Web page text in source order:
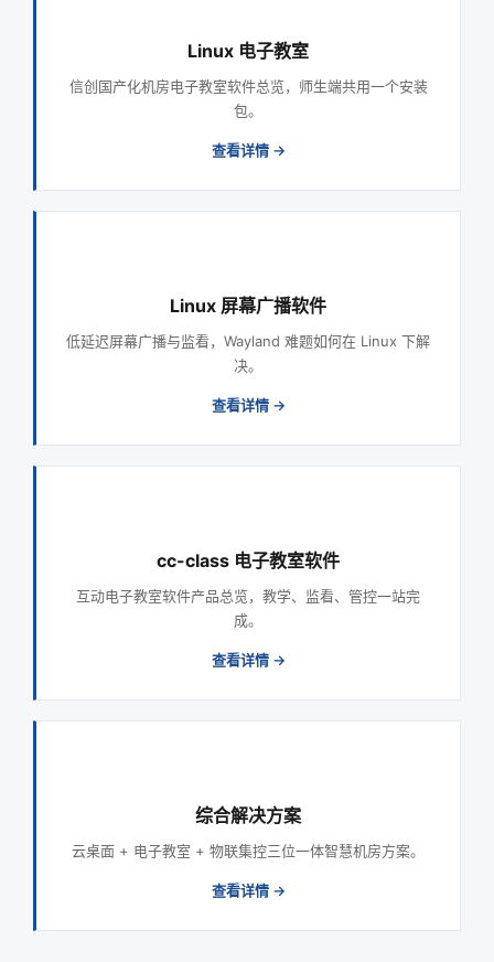
Linux 电子教室
信创国产化机房电子教室软件总览，师生端共用一个安装
包。
查看详情 →
Linux 屏幕广播软件
低延迟屏幕广播与监看，Wayland 难题如何在 Linux 下解
决。
查看详情 →
cc-class 电子教室软件
互动电子教室软件产品总览，教学、监看、管控一站完
成。
查看详情 →
综合解决方案
云桌面 + 电子教室 + 物联集控三位一体智慧机房方案。
查看详情 →